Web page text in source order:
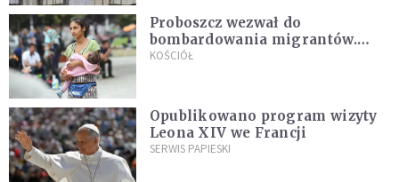
Proboszcz wezwał do
bombardowania migrantów.
"Masowy ogień przeciwko
KOŚCIÓŁ
Opublikowano program wizyty
Leona XIV we Francji
SERWIS PAPIESKI